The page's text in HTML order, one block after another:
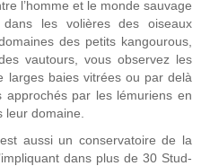
l’homme et le monde sauvage
les volières des oiseaux
des petits kangourous,
vautours, vous observez les
larges baies vitrées ou par delà
par les lémuriens en
domaine.
aussi un conservatoire de la
dans plus de 30 Stud-